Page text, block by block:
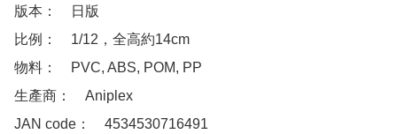
版本：　日版
比例：　1/12，全高約14cm
物料：　PVC, ABS, POM, PP
生產商：　Aniplex
JAN code：　4534530716491